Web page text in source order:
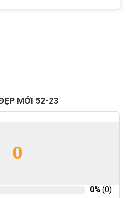
MỚI 52-23
0
0% (0)